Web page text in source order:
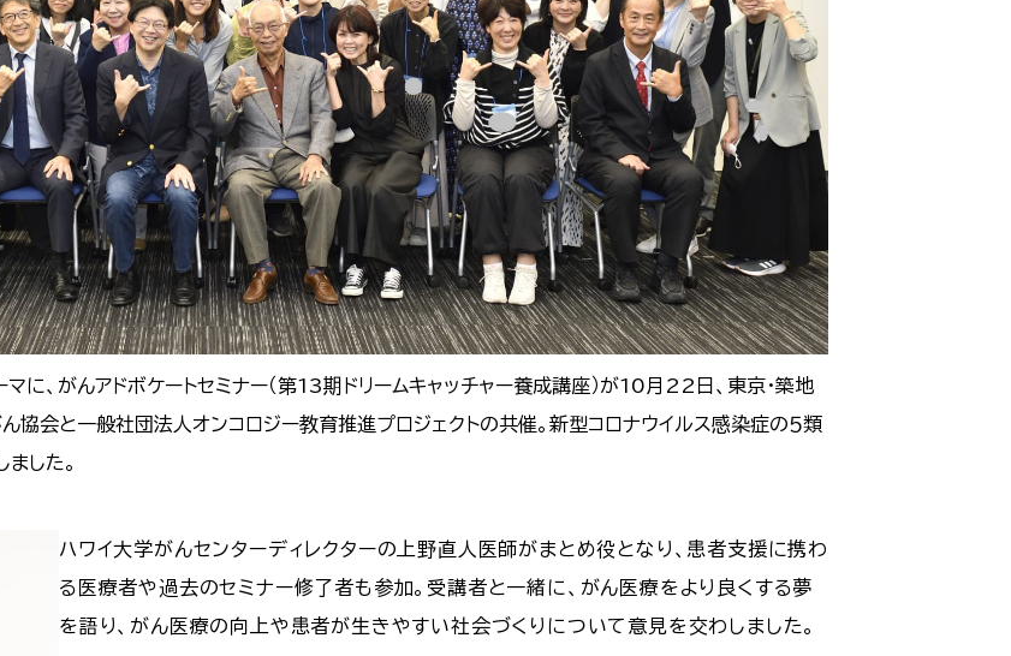
に、がんアドボケートセミナー（第13期ドリームキャッチャー養成講座）が10月22日、東京・築地
協会と一般社団法人オンコロジー教育推進プロジェクトの共催。新型コロナウイルス感染症の５類
ました。
ハワイ大学がんセンターディレクターの上野直人医師がまとめ役となり、患者支援に携わ
る医療者や過去のセミナー修了者も参加。受講者と一緒に、がん医療をより良くする夢
を語り、がん医療の向上や患者が生きやすい社会づくりについて意見を交わしました。